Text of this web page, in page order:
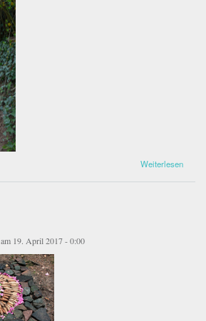
Weiterlesen
am 19. April 2017 - 0:00